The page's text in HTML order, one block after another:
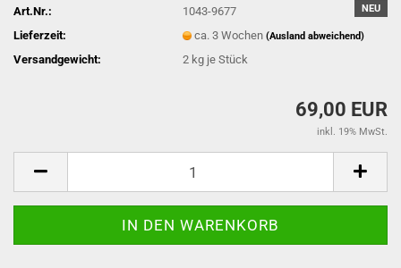
NEU
Art.Nr.:
1043-9677
Lieferzeit:
ca. 3 Wochen(Ausland abweichend)
Versandgewicht: 2 kg je Stück
69,00 EUR
inkl. 19% MwSt.